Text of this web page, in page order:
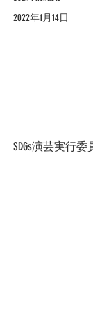
2022年1月14日
SDGs演芸実行